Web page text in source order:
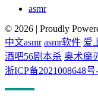
asmr
© 2026 | Proudly
中文asmr asmr软件 爱
酒吧56剧本杀 奥术魔
浙ICP备2021008648号